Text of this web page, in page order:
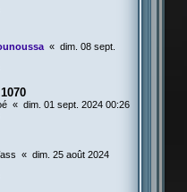
« dim. 08 sept.
« dim. 01 sept. 2024 00:26
« dim. 25 août 2024